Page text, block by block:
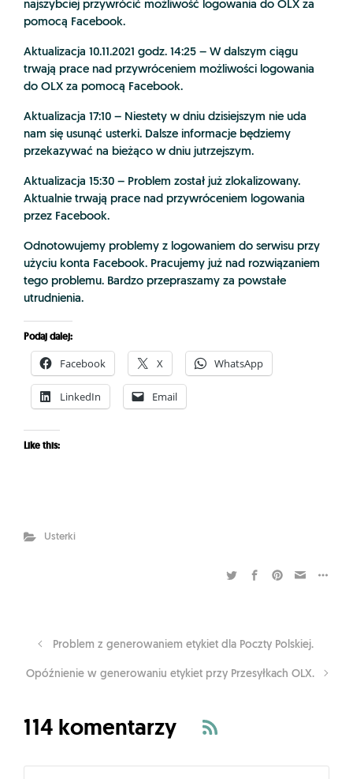
najszybciej przywrócić możliwość logowania do OLX za
pomocą Facebook.
Aktualizacja 10.11.2021 godz. 14:25 – W dalszym ciągu
trwają prace nad przywróceniem możliwości logowania
do OLX za pomocą Facebook.
Aktualizacja 17:10 – Niestety w dniu dzisiejszym nie uda
nam się usunąć usterki. Dalsze informacje będziemy
przekazywać na bieżąco w dniu jutrzejszym.
Aktualizacja 15:30 – Problem został już zlokalizowany.
Aktualnie trwają prace nad przywróceniem logowania
przez Facebook.
Odnotowujemy problemy z logowaniem do serwisu przy
użyciu konta Facebook. Pracujemy już nad rozwiązaniem
tego problemu. Bardzo przepraszamy za powstałe
utrudnienia.
Podaj dalej:
Facebook X WhatsApp
LinkedIn Email
Like this:
Usterki
Problem z generowaniem etykiet dla Poczty Polskiej.
Opóźnienie w generowaniu etykiet przy Przesyłkach OLX.
114 komentarzy